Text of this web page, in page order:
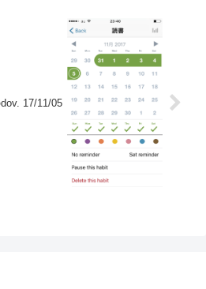
17/11/05